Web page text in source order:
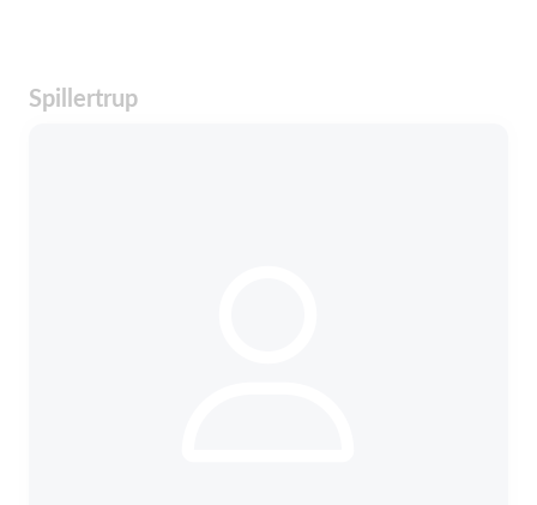
Spillertrup